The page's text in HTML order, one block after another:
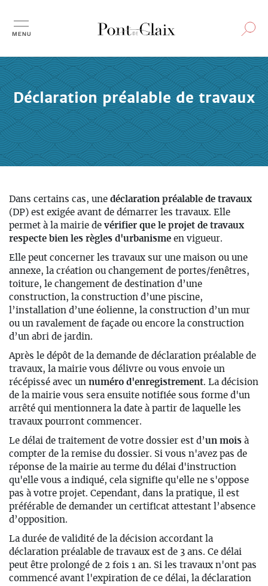
contenu
principal
Déclaration préalable de travaux
Dans certains cas, une déclaration préalable de travaux
(DP) est exigée avant de démarrer les travaux. Elle
permet à la mairie de vérifier que le projet de travaux
respecte bien les règles d'urbanisme en vigueur.
Elle peut concerner les travaux sur une maison ou une
annexe, la création ou changement de portes/fenêtres,
toiture, le changement de destination d’une
construction, la construction d’une piscine,
l’installation d’une éolienne, la construction d’un mur
ou un ravalement de façade ou encore la construction
d’un abri de jardin.
Après le dépôt de la demande de déclaration préalable de
travaux, la mairie vous délivre ou vous envoie un
récépissé avec un numéro d'enregistrement. La décision
de la mairie vous sera ensuite notifiée sous forme d'un
arrêté qui mentionnera la date à partir de laquelle les
travaux pourront commencer.
Le délai de traitement de votre dossier est d’un mois à
compter de la remise du dossier. Si vous n'avez pas de
réponse de la mairie au terme du délai d'instruction
qu'elle vous a indiqué, cela signifie qu'elle ne s'oppose
pas à votre projet. Cependant, dans la pratique, il est
préférable de demander un certificat attestant l’absence
d’opposition.
La durée de validité de la décision accordant la
déclaration préalable de travaux est de 3 ans. Ce délai
peut être prolongé de 2 fois 1 an. Si les travaux n'ont pas
commencé avant l'expiration de ce délai, la déclaration